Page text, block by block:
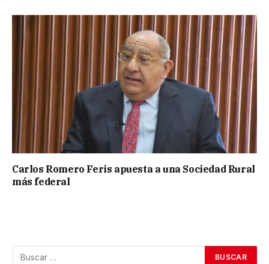
Carlos Romero Feris apuesta a una Sociedad Rural
más federal